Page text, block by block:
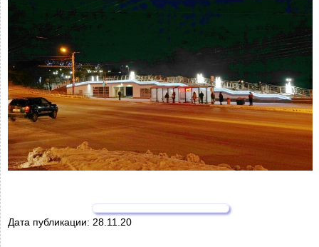
Дата публикации: 28.11.20